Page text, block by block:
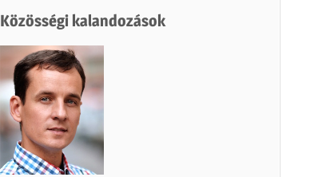
Közösségi kalandozások